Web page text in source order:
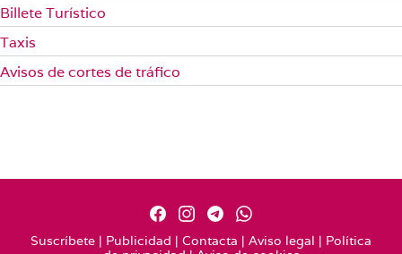
Billete Turístico
Taxis
Avisos de cortes de tráfico
Suscríbete | Publicidad | Contacta | Aviso legal | Política